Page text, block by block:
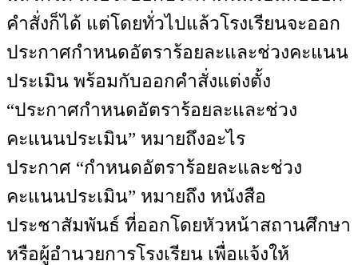
คำสั่งก็ได้ แต่โดยทั่วไปแล้วโรงเรียนจะออก
ประกาศกำหนดอัตราร้อยละและช่วงคะแนน
ประเมิน พร้อมกับออกคำสั่งแต่งตั้ง
“ประกาศกำหนดอัตราร้อยละและช่วง
คะแนนประเมิน” หมายถึงอะไร
ประกาศ “กำหนดอัตราร้อยละและช่วง
คะแนนประเมิน” หมายถึง หนังสือ
ประชาสัมพันธ์ ที่ออกโดยหัวหน้าสถานศึกษา
หรือผู้อำนวยการโรงเรียน เพื่อแจ้งให้